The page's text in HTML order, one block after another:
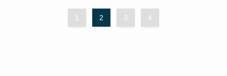
1 2 3 4